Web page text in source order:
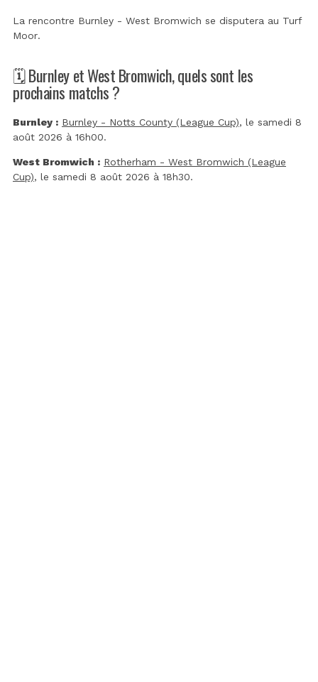
La rencontre Burnley - West Bromwich se disputera au Turf
Moor.
🗓️ Burnley et West Bromwich, quels sont les
prochains matchs ?
Burnley : Burnley - Notts County (League Cup), le samedi 8
août 2026 à 16h00.
West Bromwich : Rotherham - West Bromwich (League
Cup), le samedi 8 août 2026 à 18h30.